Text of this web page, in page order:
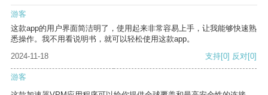
游客
这款app的用户界面简洁明了，使用起来非常容易上手，让我能够快速熟
悉操作。我不用看说明书，就可以轻松使用这款app。
2024-11-18
支持[0] 反对[0]
游客